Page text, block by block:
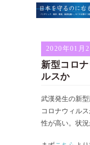
2020年01月
新型コロ
ルスか
武漢発生の新
コロナウィル
性が高い。状況